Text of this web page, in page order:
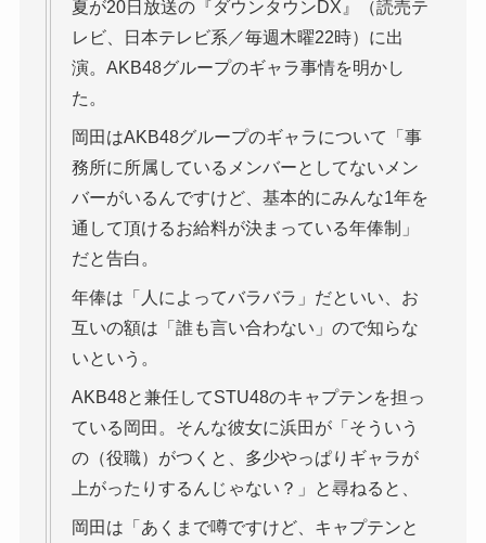
夏が20日放送の『ダウンタウンDX』（読売テ
レビ、日本テレビ系／毎週木曜22時）に出
演。AKB48グループのギャラ事情を明かし
た。
岡田はAKB48グループのギャラについて「事
務所に所属しているメンバーとしてないメン
バーがいるんですけど、基本的にみんな1年を
通して頂けるお給料が決まっている年俸制」
だと告白。
年俸は「人によってバラバラ」だといい、お
互いの額は「誰も言い合わない」ので知らな
いという。
AKB48と兼任してSTU48のキャプテンを担っ
ている岡田。そんな彼女に浜田が「そういう
の（役職）がつくと、多少やっぱりギャラが
上がったりするんじゃない？」と尋ねると、
岡田は「あくまで噂ですけど、キャプテンと